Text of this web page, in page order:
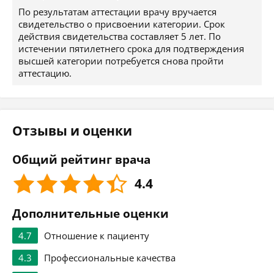
По результатам аттестации врачу вручается
свидетельство о присвоении категории. Срок
действия свидетельства составляет 5 лет. По
истечении пятилетнего срока для подтверждения
высшей категории потребуется снова пройти
аттестацию.
Отзывы и оценки
Общий рейтинг врача
4.4
Дополнительные оценки
4.7
Отношение к пациенту
4.3
Профессиональные качества